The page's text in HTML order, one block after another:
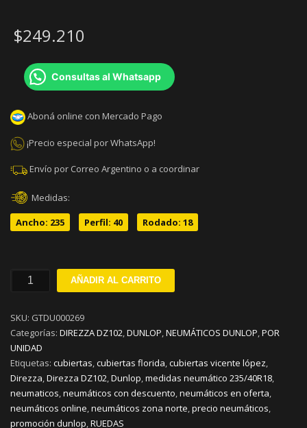
$249.210
Consultas al Whatsapp
Aboná online con Mercado Pago
¡Precio especial por WhatsApp!
Envío por Correo Argentino o a coordinar
Medidas:
Ancho: 235
Perfil: 40 Rodado: 18
235/40R18
DZ102
W95
cantidad
AÑADIR AL CARRITO
SKU: GTDU000269
Categorías: DIREZZA DZ102,DUNLOP,NEUMÁTICOS DUNLOP,POR
UNIDAD
Etiquetas: cubiertas,cubiertas florida,cubiertas vicente lópez,
Direzza,Direzza DZ102,Dunlop,medidas neumático 235/40R18,
neumaticos,neumáticos con descuento,neumáticos en oferta,
neumáticos online,neumáticos zona norte,precio neumáticos,
promoción dunlop,RUEDAS